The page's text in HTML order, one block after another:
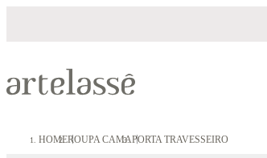
HOMEROUPA CAMAPORTA TRAVESSEIRO